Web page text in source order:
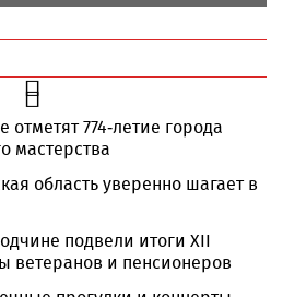
отметят 774-летие города
мастерства
область уверенно шагает в
подвели итоги XII
ветеранов и пенсионеров